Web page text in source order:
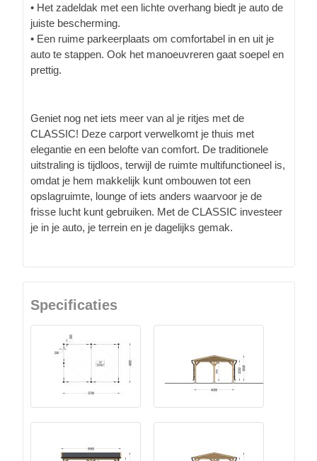
• Het zadeldak met een lichte overhang biedt je auto de
juiste bescherming.
• Een ruime parkeerplaats om comfortabel in en uit je
auto te stappen. Ook het manoeuvreren gaat soepel en
prettig.
Geniet nog net iets meer van al je ritjes met de
CLASSIC! Deze carport verwelkomt je thuis met
elegantie en een belofte van comfort. De traditionele
uitstraling is tijdloos, terwijl de ruimte multifunctioneel is,
omdat je hem makkelijk kunt ombouwen tot een
opslagruimte, lounge of iets anders waarvoor je de
frisse lucht kunt gebruiken. Met de CLASSIC investeer
je in je auto, je terrein en je dagelijks gemak.
Specificaties